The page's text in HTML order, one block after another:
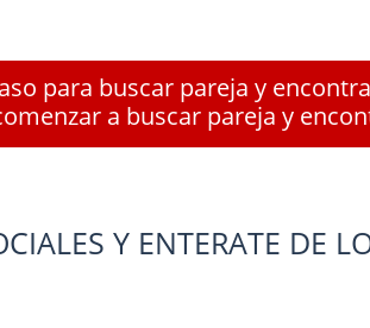
para buscar pareja y
a buscar pareja y
Y ENTERATE DE